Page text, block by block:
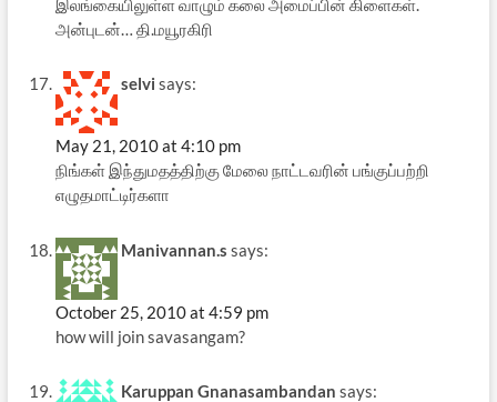
இலங்கையிலுள்ள வாழும் கலை அமைப்பின் கிளைகள்.
அன்புடன்… தி.மயூரகிரி
selvi says:
May 21, 2010 at 4:10 pm
நிங்கள் இந்துமதத்திற்கு மேலை நாட்டவரின் பங்குப்பற்றி
எழுதமாட்டிர்களா
Manivannan.s says:
October 25, 2010 at 4:59 pm
how will join savasangam?
Karuppan Gnanasambandan says: